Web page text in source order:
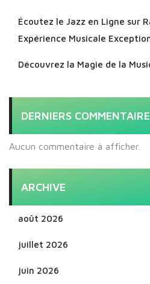
Écoutez le Jazz en Ligne sur
Expérience Musicale
Découvrez la Magie de la
DERNIERS
Aucun commentaire à afficher.
ARCHIVE
août 2026
juillet 2026
juin 2026